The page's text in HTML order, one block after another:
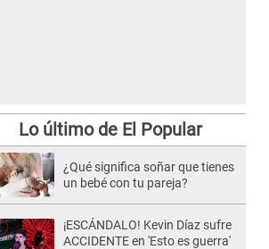
Lo último de El Popular
¿Qué significa soñar que tienes
un bebé con tu pareja?
¡ESCÁNDALO! Kevin Díaz sufre
ACCIDENTE en 'Esto es guerra'